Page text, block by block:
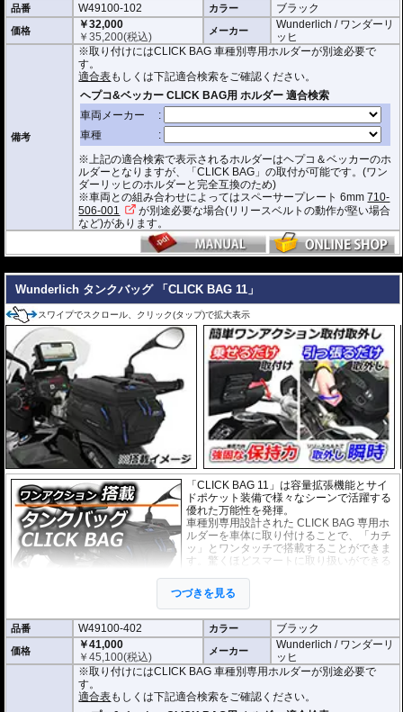
形状保持設計で、中身が空の状態でも型崩れせず、高速走行におけるバタつ
きを防ぎます。
防水インナー、防水ジッパーを装備しており、高い防水性能を有しておりま
す。(完全防水を保証するものではありません)
ジッパーにはタグが付けられており、グローブを付けたままでも簡単に開け
閉めできます。
バッグをホルダーから取り外す時もレシーバーのストラップを引くだけ。給
油時も邪魔になりません。
オプションでスペーサー
をご用意しております。タンクとタンクバッグのク
リアランスの調節が可能です。
容量 : 約6L(拡張時8L)
D x W x H(cm) : 約 33 x 20 x 16.5(拡張時:20)
※サイズ/画像からハンドルなどと干渉しないことをあらかじめご確認の上お求
品番 W49100-102 カラー ブラック
価格
￥32,000
￥35,200(税込) メーカー
Wunderlich / ワンダーリ
ッヒ
備考
※取り付けにはCLICK BAG 車種別専用ホルダーが別途必要で
す。
適合表もしくは下記適合検索をご確認ください。
※上記の適合検索で表示されるホルダーはヘプコ＆ベッカーのホ
ルダーとなりますが、「CLICK BAG」の取付が可能です。(ワン
ダーリッヒのホルダーと完全互換のため)
※車両との組み合わせによってはスペーサープレート 6mm710-
506-001
が別途必要な場合(リリースベルトの動作が堅い場合
など)があります。
Wunderlich タンクバッグ 「CLICK BAG 11」
スワイプでスクロール、クリック(タップ)で拡大表示
「CLICK BAG 11」は容量拡張機能とサイ
ドポケット装備で様々なシーンで活躍する
優れた万能性を発揮。
車種別専用設計された CLICK BAG 専用ホ
ルダーを車体に取り付けることで、「カチ
ッ」とワンタッチで搭載することができま
す。驚くほどスマートに取り扱いができる
現。
撥水加工が施された耐久性が非常に高い生
地を採用。
形状保持設計で、中身が空の状態でも型崩れせず、高速走行におけるバタつ
きを防ぎます。
防水インナー、防水ジッパーを装備しており、高い防水性能を有しておりま
す。(完全防水を保証するものではありません)
ジッパーにはタグが付けられており、グローブを付けたままでも簡単に開け
閉めできます。
つづきを見る
品番 W49100-402 カラー ブラック
価格
￥41,000
￥45,100(税込) メーカー
Wunderlich / ワンダーリ
ッヒ
※取り付けにはCLICK BAG 車種別専用ホルダーが別途必要で
す。
適合表もしくは下記適合検索をご確認ください。